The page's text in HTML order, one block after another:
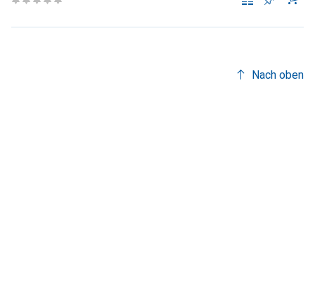
Nach oben